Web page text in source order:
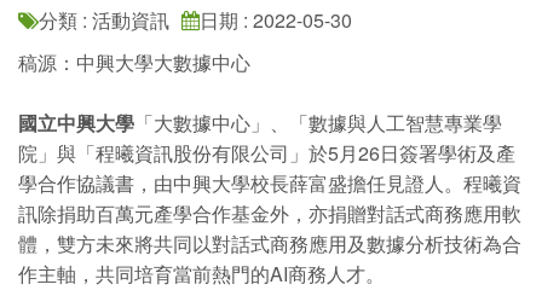
分類 : 活動資訊
日期 : 2022-05-30
稿源：中興大學大數據中心
國立中興大學 「大數據中心」、「數據與人工智慧專業學
院」與「程曦資訊股份有限公司」於5月26日簽署學術及產
學合作協議書，由中興大學校長薛富盛擔任見證人。程曦資
訊除捐助百萬元產學合作基金外，亦捐贈對話式商務應用軟
體，雙方未來將共同以對話式商務應用及數據分析技術為合
作主軸，共同培育當前熱門的AI商務人才。